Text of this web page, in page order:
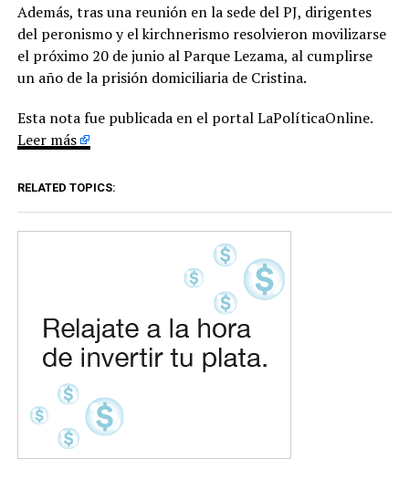
Además, tras una reunión en la sede del PJ, dirigentes
del peronismo y el kirchnerismo resolvieron movilizarse
el próximo 20 de junio al Parque Lezama, al cumplirse
un año de la prisión domiciliaria de Cristina.
Esta nota fue publicada en el portal LaPolíticaOnline.
Leer más
RELATED TOPICS: